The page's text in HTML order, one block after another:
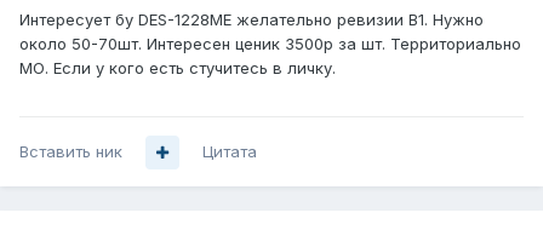
Интересует бу DES-1228ME желательно ревизии B1. Нужно
около 50-70шт. Интересен ценик 3500р за шт. Территориально
МО. Если у кого есть стучитесь в личку.
Вставить ник Цитата